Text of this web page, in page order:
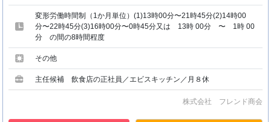
変形労働時間制（1か月単位）(1)13時00分〜21時45分(2)14時00
分〜22時45分(3)16時00分〜0時45分又は 13時 00分 〜 1時 00
分 の間の8時間程度
その他
主任候補 飲食店の正社員／エビスキッチン／月８休
株式会社 フレンド商会